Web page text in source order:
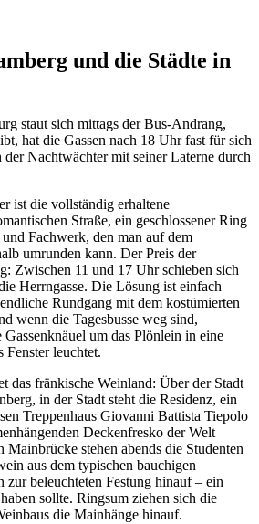
und die Städte in
staut sich mittags der Bus-Andrang,
hat die Gassen nach 18 Uhr fast für sich
Nachtwächter mit seiner Laterne durch
ist die vollständig erhaltene
Straße, ein geschlossener Ring
Fachwerk, den man auf dem
umrunden kann. Der Preis der
Zwischen 11 und 17 Uhr schieben sich
Herrngasse. Die Lösung ist einfach –
Rundgang mit dem kostümierten
wenn die Tagesbusse weg sind,
um das Plönlein in eine
Fenster leuchtet.
das fränkische Weinland: Über der Stadt
in der Stadt steht die Residenz, ein
Treppenhaus Giovanni Battista Tiepolo
Deckenfresko der Welt
stehen abends die Studenten
aus dem typischen bauchigen
zur beleuchteten Festung hinauf – ein
sollte. Ringsum ziehen sich die
die Mainhänge hinauf.